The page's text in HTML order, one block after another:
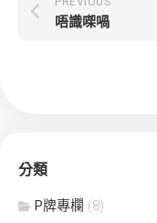
唔識㗎喎
分類
P牌專欄 (8)